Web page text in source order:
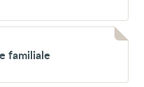
familiale